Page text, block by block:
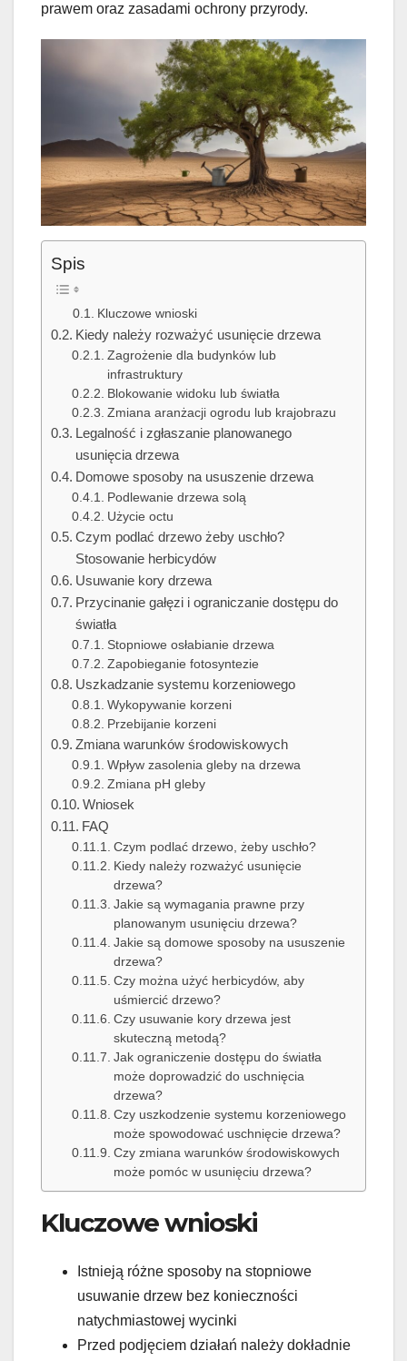
prawem oraz zasadami ochrony przyrody.
Spis
Kluczowe wnioski
Kiedy należy rozważyć usunięcie drzewa
Zagrożenie dla budynków lub
infrastruktury
Blokowanie widoku lub światła
Zmiana aranżacji ogrodu lub krajobrazu
Legalność i zgłaszanie planowanego
usunięcia drzewa
Domowe sposoby na ususzenie drzewa
Podlewanie drzewa solą
Użycie octu
Czym podlać drzewo żeby uschło?
Stosowanie herbicydów
Usuwanie kory drzewa
Przycinanie gałęzi i ograniczanie dostępu do
światła
Stopniowe osłabianie drzewa
Zapobieganie fotosyntezie
Uszkadzanie systemu korzeniowego
Wykopywanie korzeni
Przebijanie korzeni
Zmiana warunków środowiskowych
Wpływ zasolenia gleby na drzewa
Zmiana pH gleby
Wniosek
FAQ
Czym podlać drzewo, żeby uschło?
Kiedy należy rozważyć usunięcie
drzewa?
Jakie są wymagania prawne przy
planowanym usunięciu drzewa?
Jakie są domowe sposoby na ususzenie
drzewa?
Czy można użyć herbicydów, aby
uśmiercić drzewo?
Czy usuwanie kory drzewa jest
skuteczną metodą?
Jak ograniczenie dostępu do światła
może doprowadzić do uschnięcia
drzewa?
Czy uszkodzenie systemu korzeniowego
może spowodować uschnięcie drzewa?
Czy zmiana warunków środowiskowych
może pomóc w usunięciu drzewa?
Kluczowe wnioski
Istnieją różne sposoby na stopniowe
usuwanie drzew bez konieczności
natychmiastowej wycinki
Przed podjęciem działań należy dokładnie